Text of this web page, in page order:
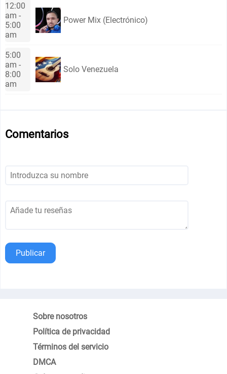
12:00
am -
5:00
am
Power Mix (Electrónico)
5:00
am -
8:00
am
Solo Venezuela
Comentarios
Publicar
Sobre nosotros
Política de privacidad
Términos del servicio
DMCA